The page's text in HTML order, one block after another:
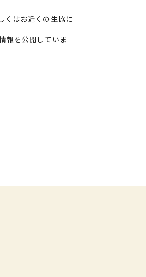
くはお近くの生協に
報を公開していま